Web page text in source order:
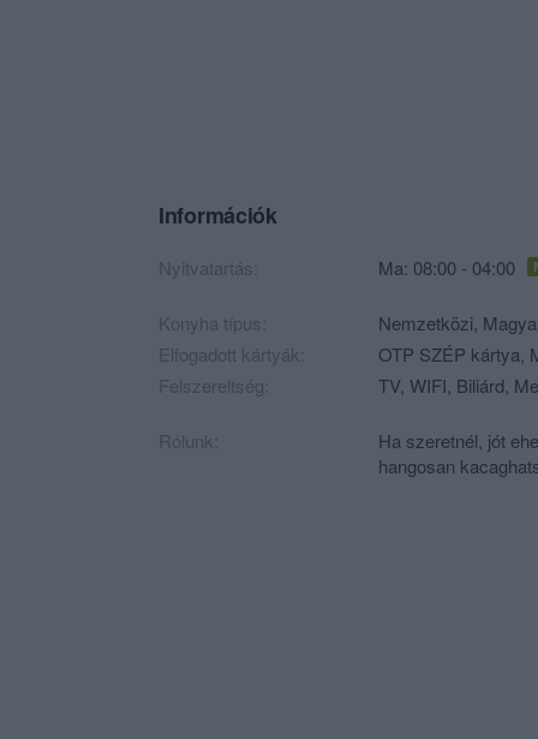
Információk
Nyitvatartás: Ma: 08:00 - 04:00
Konyha típus: Nemzetközi,
Elfogadott kártyák:
OTP SZÉP kártya,
Felszereltség:
TV, WIFI, Biliárd,
Rólunk:
Ha szeretnél, jót
hangosan